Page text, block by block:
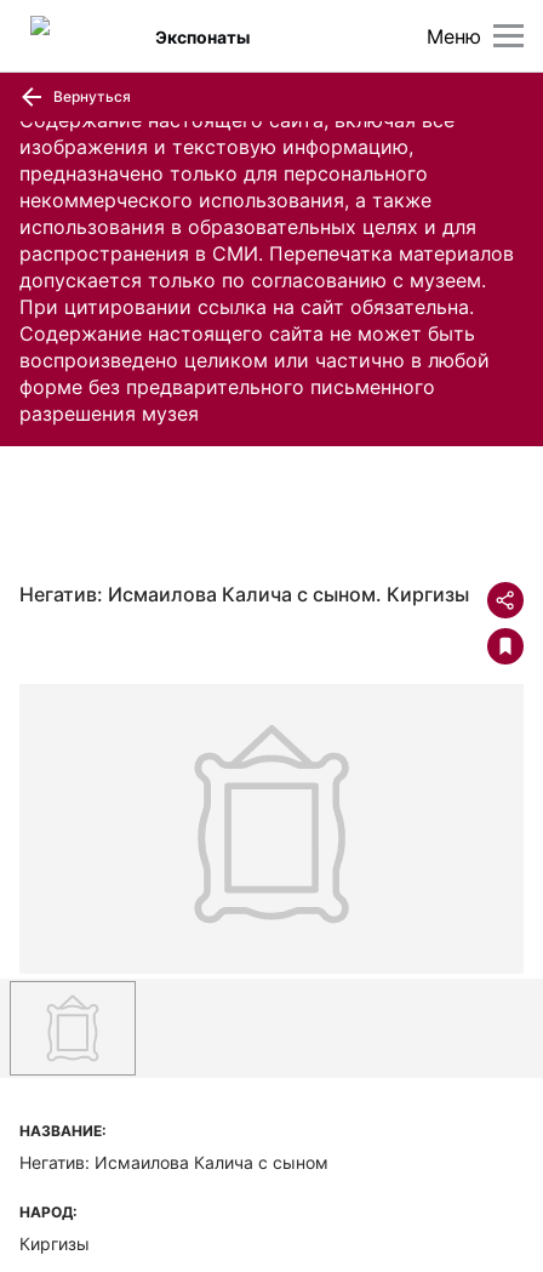
Содержание настоящего сайта, включая все
изображения и текстовую информацию,
предназначено только для персонального
некоммерческого использования, а также
использования в образовательных целях и для
распространения в СМИ. Перепечатка материалов
допускается только по согласованию с музеем.
При цитировании ссылка на сайт обязательна.
Содержание настоящего сайта не может быть
воспроизведено целиком или частично в любой
форме без предварительного письменного
разрешения музея
Меню
Экспонаты
Вернуться
Негатив: Исмаилова Калича с сыном. Киргизы
НАЗВАНИЕ:
Негатив: Исмаилова Калича с сыном
НАРОД:
Киргизы